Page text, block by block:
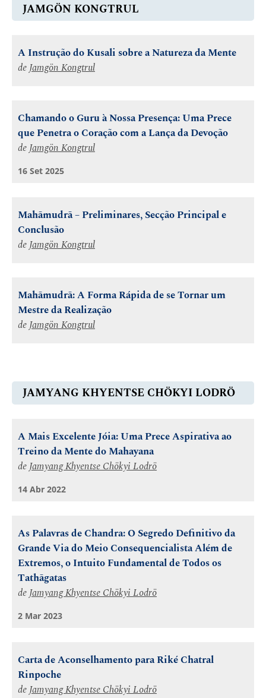
JAMGÖN KONGTRUL
A Instrução do Kusali sobre a Natureza da Mente
de Jamgön Kongtrul
Chamando o Guru à Nossa Presença: Uma Prece
que Penetra o Coração com a Lança da Devoção
de Jamgön Kongtrul
16 Set 2025
Mahāmudrā – Preliminares, Secção Principal e
Conclusão
de Jamgön Kongtrul
Mahāmudrā: A Forma Rápida de se Tornar um
Mestre da Realização
de Jamgön Kongtrul
JAMYANG KHYENTSE CHÖKYI LODRÖ
A Mais Excelente Jóia: Uma Prece Aspirativa ao
Treino da Mente do Mahayana
de Jamyang Khyentse Chökyi Lodrö
14 Abr 2022
As Palavras de Chandra: O Segredo Definitivo da
Grande Via do Meio Consequencialista Além de
Extremos, o Intuito Fundamental de Todos os
Tathāgatas
de Jamyang Khyentse Chökyi Lodrö
2 Mar 2023
Carta de Aconselhamento para Riké Chatral
Rinpoche
de Jamyang Khyentse Chökyi Lodrö